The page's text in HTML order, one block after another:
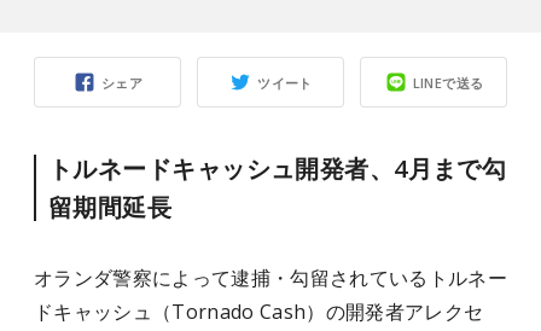
シェア ツイート LINEで送る
トルネードキャッシュ開発者、4月まで勾
留期間延長
オランダ警察によって逮捕・勾留されているトルネー
ドキャッシュ（Tornado Cash）の開発者アレクセ